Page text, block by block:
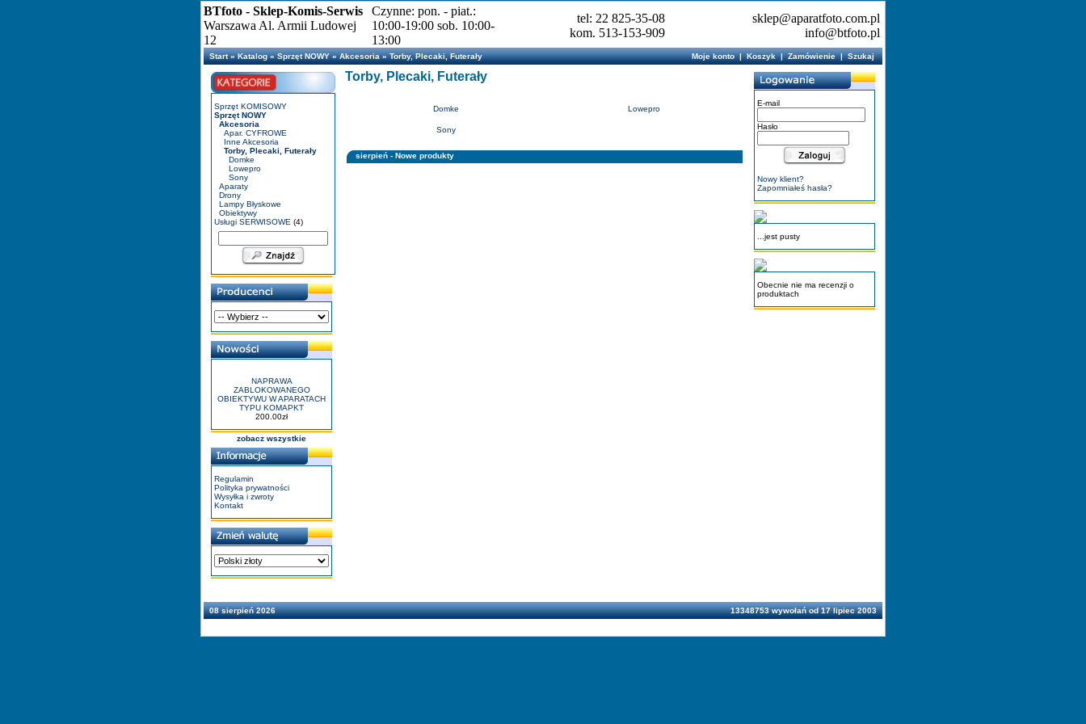
BTfoto - Sklep-Komis-Serwis
Warszawa Al. Armii Ludowej
12
Czynne: pon. - piat.:
10:00-19:00 sob. 10:00-
13:00
tel: 22 825-35-08
kom. 513-153-909
sklep@aparatfoto.com.pl
info@btfoto.pl
Start»Katalog»Sprzęt NOWY»Akcesoria»Torby, Plecaki, Futerały Moje konto|Koszyk|Zamówienie|Szukaj
Sprzęt KOMISOWY
Sprzęt NOWY
Akcesoria
Apar. CYFROWE
Inne Akcesoria
Torby, Plecaki, Futerały
Domke
Lowepro
Sony
Aparaty
Drony
Lampy Błyskowe
Obiektywy
Usługi SERWISOWE (4)
NAPRAWA
ZABLOKOWANEGO
OBIEKTYWU W APARATACH
TYPU KOMAPKT
200.00zł
zobacz wszystkie
Regulamin
Polityka prywatności
Wysyłka i zwroty
Kontakt
Torby, Plecaki, Futerały
Domke Lowepro
Sony
sierpień - Nowe produkty
E-mail
Hasło
Nowy klient?
Zapomniałeś hasła?
...jest pusty
Obecnie nie ma recenzji o
produktach
08 sierpień 2026 13348753 wywołań od 17 lipiec 2003